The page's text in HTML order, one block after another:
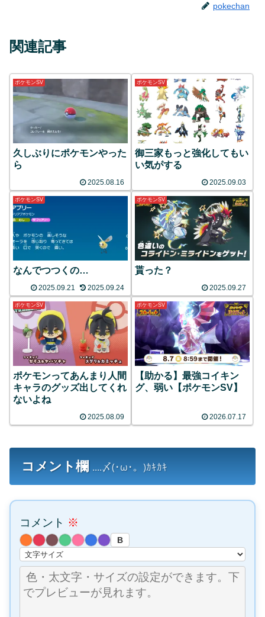
pokechan
関連記事
ポケモンSV
久しぶりにポケモンやった
ら
2025.08.16
ポケモンSV
御三家もっと強化してもい
い気がする
2025.09.03
ポケモンSV
なんでつつくの…
2025.09.21 2025.09.24
ポケモンSV
貰った？
2025.09.27
ポケモンSV
ポケモンってあんまり人間
キャラのグッズ出してくれ
ないよね
2025.08.09
ポケモンSV
【助かる】最強コイキン
グ、弱い【ポケモンSV】
2026.07.17
コメント欄 ....〆(･ω･。)ｶｷｶｷ
コメント ※
B